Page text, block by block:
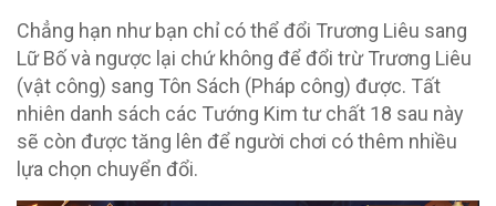
Chẳng hạn như bạn chỉ có thể đổi Trương Liêu sang
Lữ Bố và ngược lại chứ không để đổi trừ Trương Liêu
(vật công) sang Tôn Sách (Pháp công) được. Tất
nhiên danh sách các Tướng Kim tư chất 18 sau này
sẽ còn được tăng lên để người chơi có thêm nhiều
lựa chọn chuyển đổi.